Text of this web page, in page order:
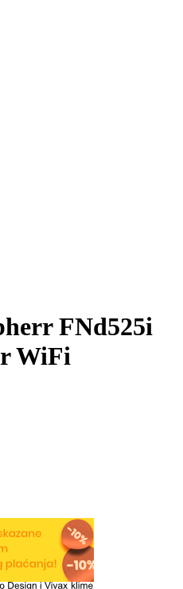
FNd525i
WiFi